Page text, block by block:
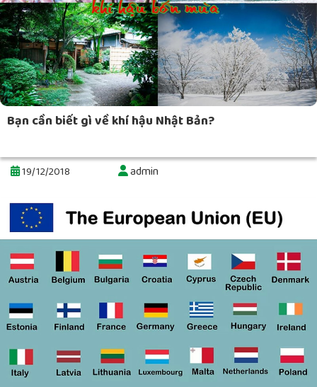
Bạn cần biết gì về khí hậu Nhật Bản?
19/12/2018 admin